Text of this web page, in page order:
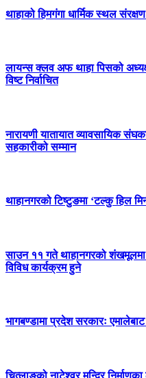
थाहाको हिमगंगा धार्मिक स्थल संरक्षण
लायन्स क्लव अफ थाहा पिसको
विष्ट निर्वाचित
नारायणी यातायात व्यावसायिक
सहकारीको सम्मान
थाहानगरको टिष्टुङमा ‘टल्कु हिल
साउन ११ गते थाहानगरको शंखमूलमा
विविध कार्यक्रम हुने
भागबण्डामा प्रदेश सरकारः
चित्लाङको नाटेश्वर मन्दिर